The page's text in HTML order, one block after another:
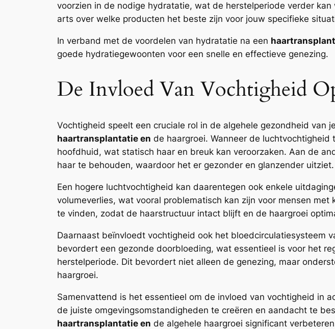
voorzien in de nodige hydratatie, wat de herstelperiode verder
arts over welke producten het beste zijn voor jouw specifieke
In verband met de voordelen van hydratatie na een
goede hydratiegewoonten voor een snelle en effectieve genezing.
De Invloed Van Vochtigheid
Vochtigheid speelt een cruciale rol in de algehele gezondheid van
haartransplantatie en de haargroei. Wanneer de
hoofdhuid, wat statisch haar en breuk kan veroorzaken. Aan de
haar te behouden, waardoor het er gezonder en glanzender uitziet.
Een hogere luchtvochtigheid kan daarentegen ook enkele
volumeverlies, wat vooral problematisch kan zijn voor mensen
te vinden, zodat de haarstructuur intact blijft en de haargroei
Daarnaast beïnvloedt vochtigheid ook het bloedcirculatiesysteem
bevordert een gezonde doorbloeding, wat essentieel is voor het
herstelperiode. Dit bevordert niet alleen de genezing, maar
haargroei.
Samenvattend is het essentieel om de invloed van vochtigheid in
de juiste omgevingsomstandigheden te creëren en aandacht te
haartransplantatie en de algehele haargroei significant